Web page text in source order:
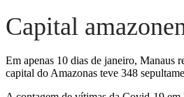
Capital
Em apenas 10 dias de janeiro, Manaus
capital do Amazonas teve 348